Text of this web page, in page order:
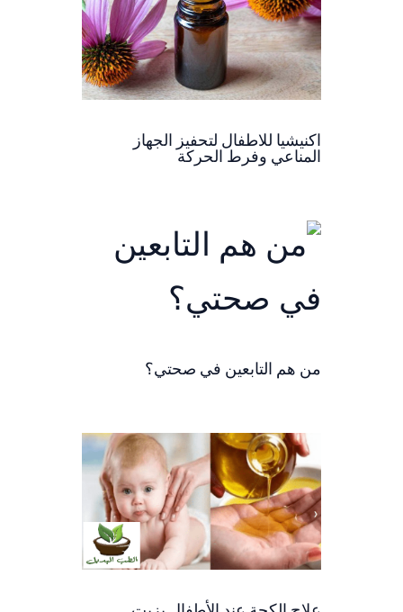
اكنيشيا للاطفال لتحفيز الجهاز
المناعي وفرط الحركة
من هم التابعين في صحتي؟